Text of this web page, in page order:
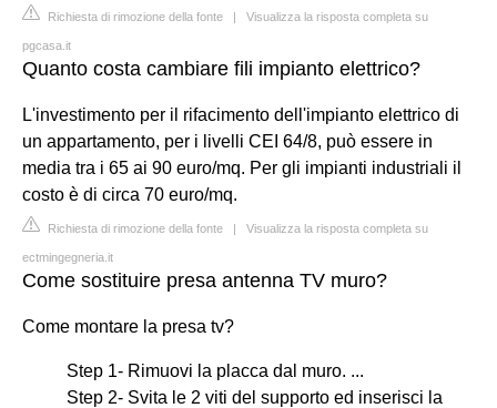
Richiesta di rimozione della fonte | Visualizza la risposta completa su
pgcasa.it
Quanto costa cambiare fili impianto elettrico?
L'investimento per il rifacimento dell'impianto elettrico di
un appartamento, per i livelli CEI 64/8, può essere in
media tra i 65 ai 90 euro/mq. Per gli impianti industriali il
costo è di circa 70 euro/mq.
Richiesta di rimozione della fonte | Visualizza la risposta completa su
ectmingegneria.it
Come sostituire presa antenna TV muro?
Come montare la presa tv?
Step 1- Rimuovi la placca dal muro. ...
Step 2- Svita le 2 viti del supporto ed inserisci la